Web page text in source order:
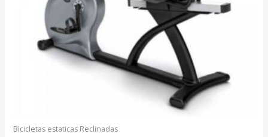
Bicicletas estaticas Reclinadas